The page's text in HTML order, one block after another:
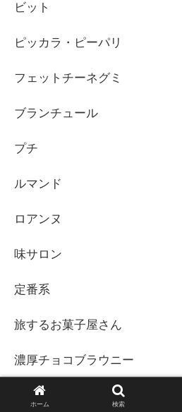
ビット
ピッカラ・ピーパリ
フェットチーネグミ
ブランチュール
プチ
ルマンド
ロアンヌ
味サロン
定番系
旅するお菓子屋さん
濃厚チョコブラウニー
災害備蓄
ホーム 検索